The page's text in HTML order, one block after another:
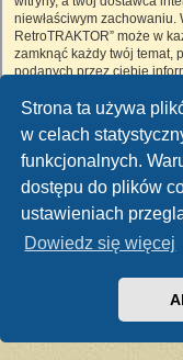
Strona ta używa
w celach
funkcjonalnych.
dostępu do plików
ustawieniach
Dowiedz się więcej
niewłaściwym zachowaniu.
RetroTRAKTOR” może w
zamknąć każdy twój temat,
podanych przez ciebie
RetroTRAKTOR”, ani
witryny, podczas których
Portal RetroTRAKTOR.pl
Polski